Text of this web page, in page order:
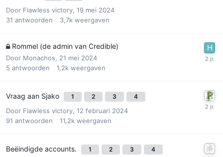
Door Flawless victory, 19 mei 2024
31 antwoorden 3,7k weergaven
Rommel (de admin van Credible)
Door Monachos, 21 mei 2024
5 antwoorden 1,2k weergaven
Vraag aan Sjako 1 2 3 4
Door Flawless victory, 12 februari 2024
91 antwoorden 11,2k weergaven
Beëindigde accounts. 1 2 3 4